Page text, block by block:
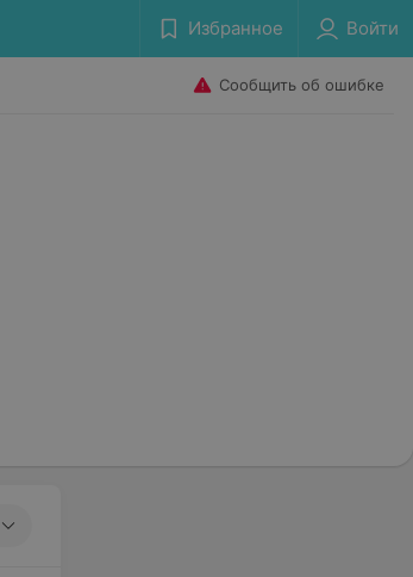
Избранное Войти
Сообщить об ошибке